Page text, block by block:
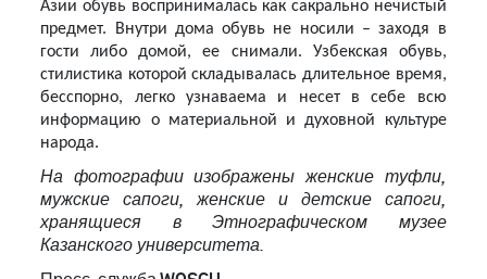
Азии обувь воспринималась как сакрально нечистый
предмет. Внутри дома обувь не носили – заходя в
гости либо домой, ее снимали. Узбекская обувь,
стилистика которой складывалась длительное время,
бесспорно, легко узнаваема и несет в себе всю
информацию о материальной и духовной культуре
народа.
На фотографии изображены женские туфли,
мужские сапоги, женские и детские сапоги,
хранящиеся в Этнографическом музее
Казанского университета.